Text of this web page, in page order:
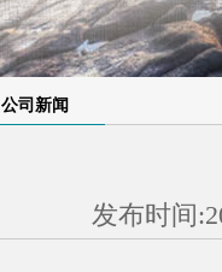
公司新闻
发布时间